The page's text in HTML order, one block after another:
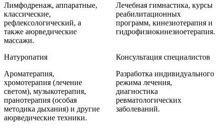
Лимфодренаж, аппаратные,
классические,
рефлексологический, а
также аюрведические
массажи.
Лечебная гимнастика, курсы
реабилитационных
программ, кинезиотерапия и
гидрофизиокинезиоетерапия.
Натуропатия
Ароматерапия,
хромотерапия (лечение
светом), музыкотерапия,
пранотерапия (особая
методика дыхания) и другие
аюрведические техники.
Консультация специалистов
Разработка индивидуального
режима лечения,
диагностика
ревматологических
заболеваний.